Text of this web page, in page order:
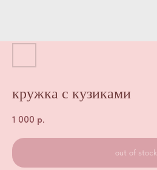
кружка с кузиками
1 000 р.
out of stock